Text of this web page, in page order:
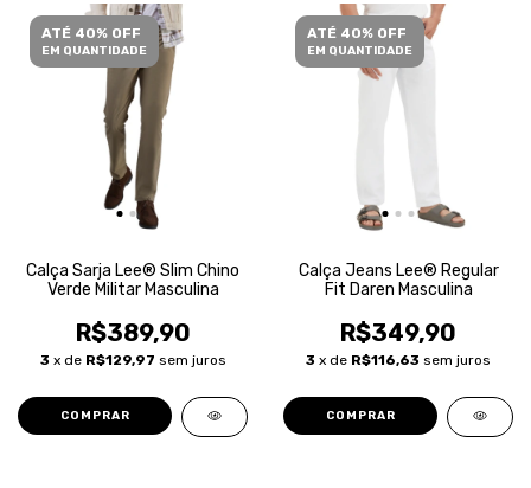
ATÉ 40% OFF
EM QUANTIDADE
Calça Sarja Lee® Slim Chino
Verde Militar Masculina
R$389,90
3 x de R$129,97 sem juros
COMPRAR
ATÉ 40% OFF
EM QUANTIDADE
Calça Jeans Lee® Regular
Fit Daren Masculina
R$349,90
3 x de R$116,63 sem juros
COMPRAR